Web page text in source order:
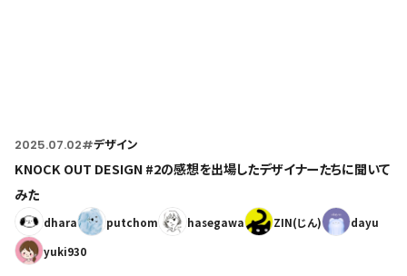
2025.07.02#デザイン
KNOCK OUT DESIGN #2の感想を出場したデザイナーたちに聞いて
みた
dhara putchom hasegawa ZIN(じん)
dayu
yuki930